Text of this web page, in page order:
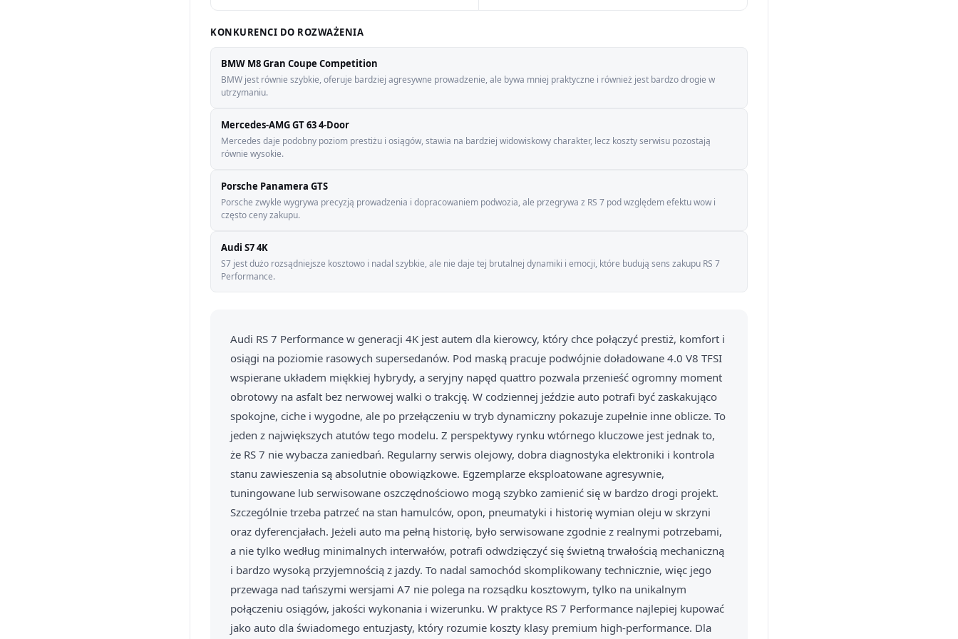
KONKURENCI DO ROZWAŻENIA
BMW M8 Gran Coupe Competition
BMW jest równie szybkie, oferuje bardziej agresywne prowadzenie, ale bywa mniej praktyczne i również jest bardzo drogie w
utrzymaniu.
Mercedes-AMG GT 63 4-Door
Mercedes daje podobny poziom prestiżu i osiągów, stawia na bardziej widowiskowy charakter, lecz koszty serwisu pozostają
równie wysokie.
Porsche Panamera GTS
Porsche zwykle wygrywa precyzją prowadzenia i dopracowaniem podwozia, ale przegrywa z RS 7 pod względem efektu wow i
często ceny zakupu.
Audi S7 4K
S7 jest dużo rozsądniejsze kosztowo i nadal szybkie, ale nie daje tej brutalnej dynamiki i emocji, które budują sens zakupu RS 7
Performance.
Audi RS 7 Performance w generacji 4K jest autem dla kierowcy, który chce połączyć prestiż, komfort i
osiągi na poziomie rasowych supersedanów. Pod maską pracuje podwójnie doładowane 4.0 V8 TFSI
wspierane układem miękkiej hybrydy, a seryjny napęd quattro pozwala przenieść ogromny moment
obrotowy na asfalt bez nerwowej walki o trakcję. W codziennej jeździe auto potrafi być zaskakująco
spokojne, ciche i wygodne, ale po przełączeniu w tryb dynamiczny pokazuje zupełnie inne oblicze. To
jeden z największych atutów tego modelu. Z perspektywy rynku wtórnego kluczowe jest jednak to,
że RS 7 nie wybacza zaniedbań. Regularny serwis olejowy, dobra diagnostyka elektroniki i kontrola
stanu zawieszenia są absolutnie obowiązkowe. Egzemplarze eksploatowane agresywnie,
tuningowane lub serwisowane oszczędnościowo mogą szybko zamienić się w bardzo drogi projekt.
Szczególnie trzeba patrzeć na stan hamulców, opon, pneumatyki i historię wymian oleju w skrzyni
oraz dyferencjałach. Jeżeli auto ma pełną historię, było serwisowane zgodnie z realnymi potrzebami,
a nie tylko według minimalnych interwałów, potrafi odwdzięczyć się świetną trwałością mechaniczną
i bardzo wysoką przyjemnością z jazdy. To nadal samochód skomplikowany technicznie, więc jego
przewaga nad tańszymi wersjami A7 nie polega na rozsądku kosztowym, tylko na unikalnym
połączeniu osiągów, jakości wykonania i wizerunku. W praktyce RS 7 Performance najlepiej kupować
jako auto dla świadomego entuzjasty, który rozumie koszty klasy premium high-performance. Dla